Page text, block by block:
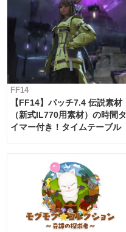
FF14
【FF14】パッチ7.4 伝説素材
（新式IL770用素材）の時間タ
イマー付き！タイムテーブル